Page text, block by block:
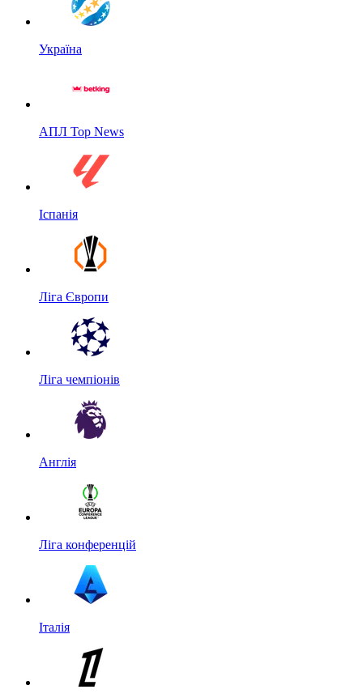
Україна
АПЛ Top News
Іспанія
Ліга Європи
Ліга чемпіонів
Англія
Ліга конференцій
Італія